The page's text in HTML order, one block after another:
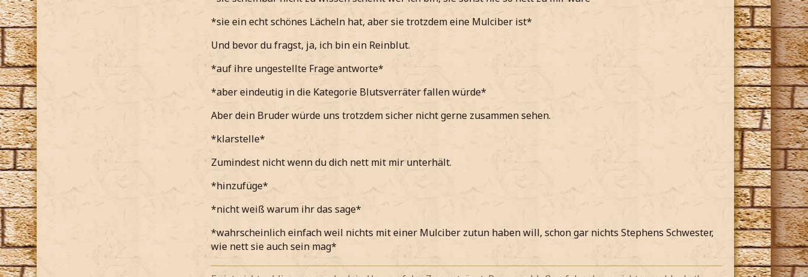
Ah okay, ich auch
*ihm zustimme*
*sie ein echt schönes Lächeln hat, aber sie trotzdem eine Mulciber ist*
Und bevor du fragst, ja, ich bin ein Reinblut.
*auf ihre ungestellte Frage antworte*
*aber eindeutig in die Kategorie Blutsverräter fallen würde*
Aber dein Bruder würde uns trotzdem sicher nicht gerne zusammen sehen.
*klarstelle*
Zumindest nicht wenn du dich nett mit mir unterhält.
*hinzufüge*
*nicht weiß warum ihr das sage*
*wahrscheinlich einfach weil nichts mit einer Mulciber zutun haben will, schon gar nichts Stephens Schwester,
wie nett sie auch sein mag*